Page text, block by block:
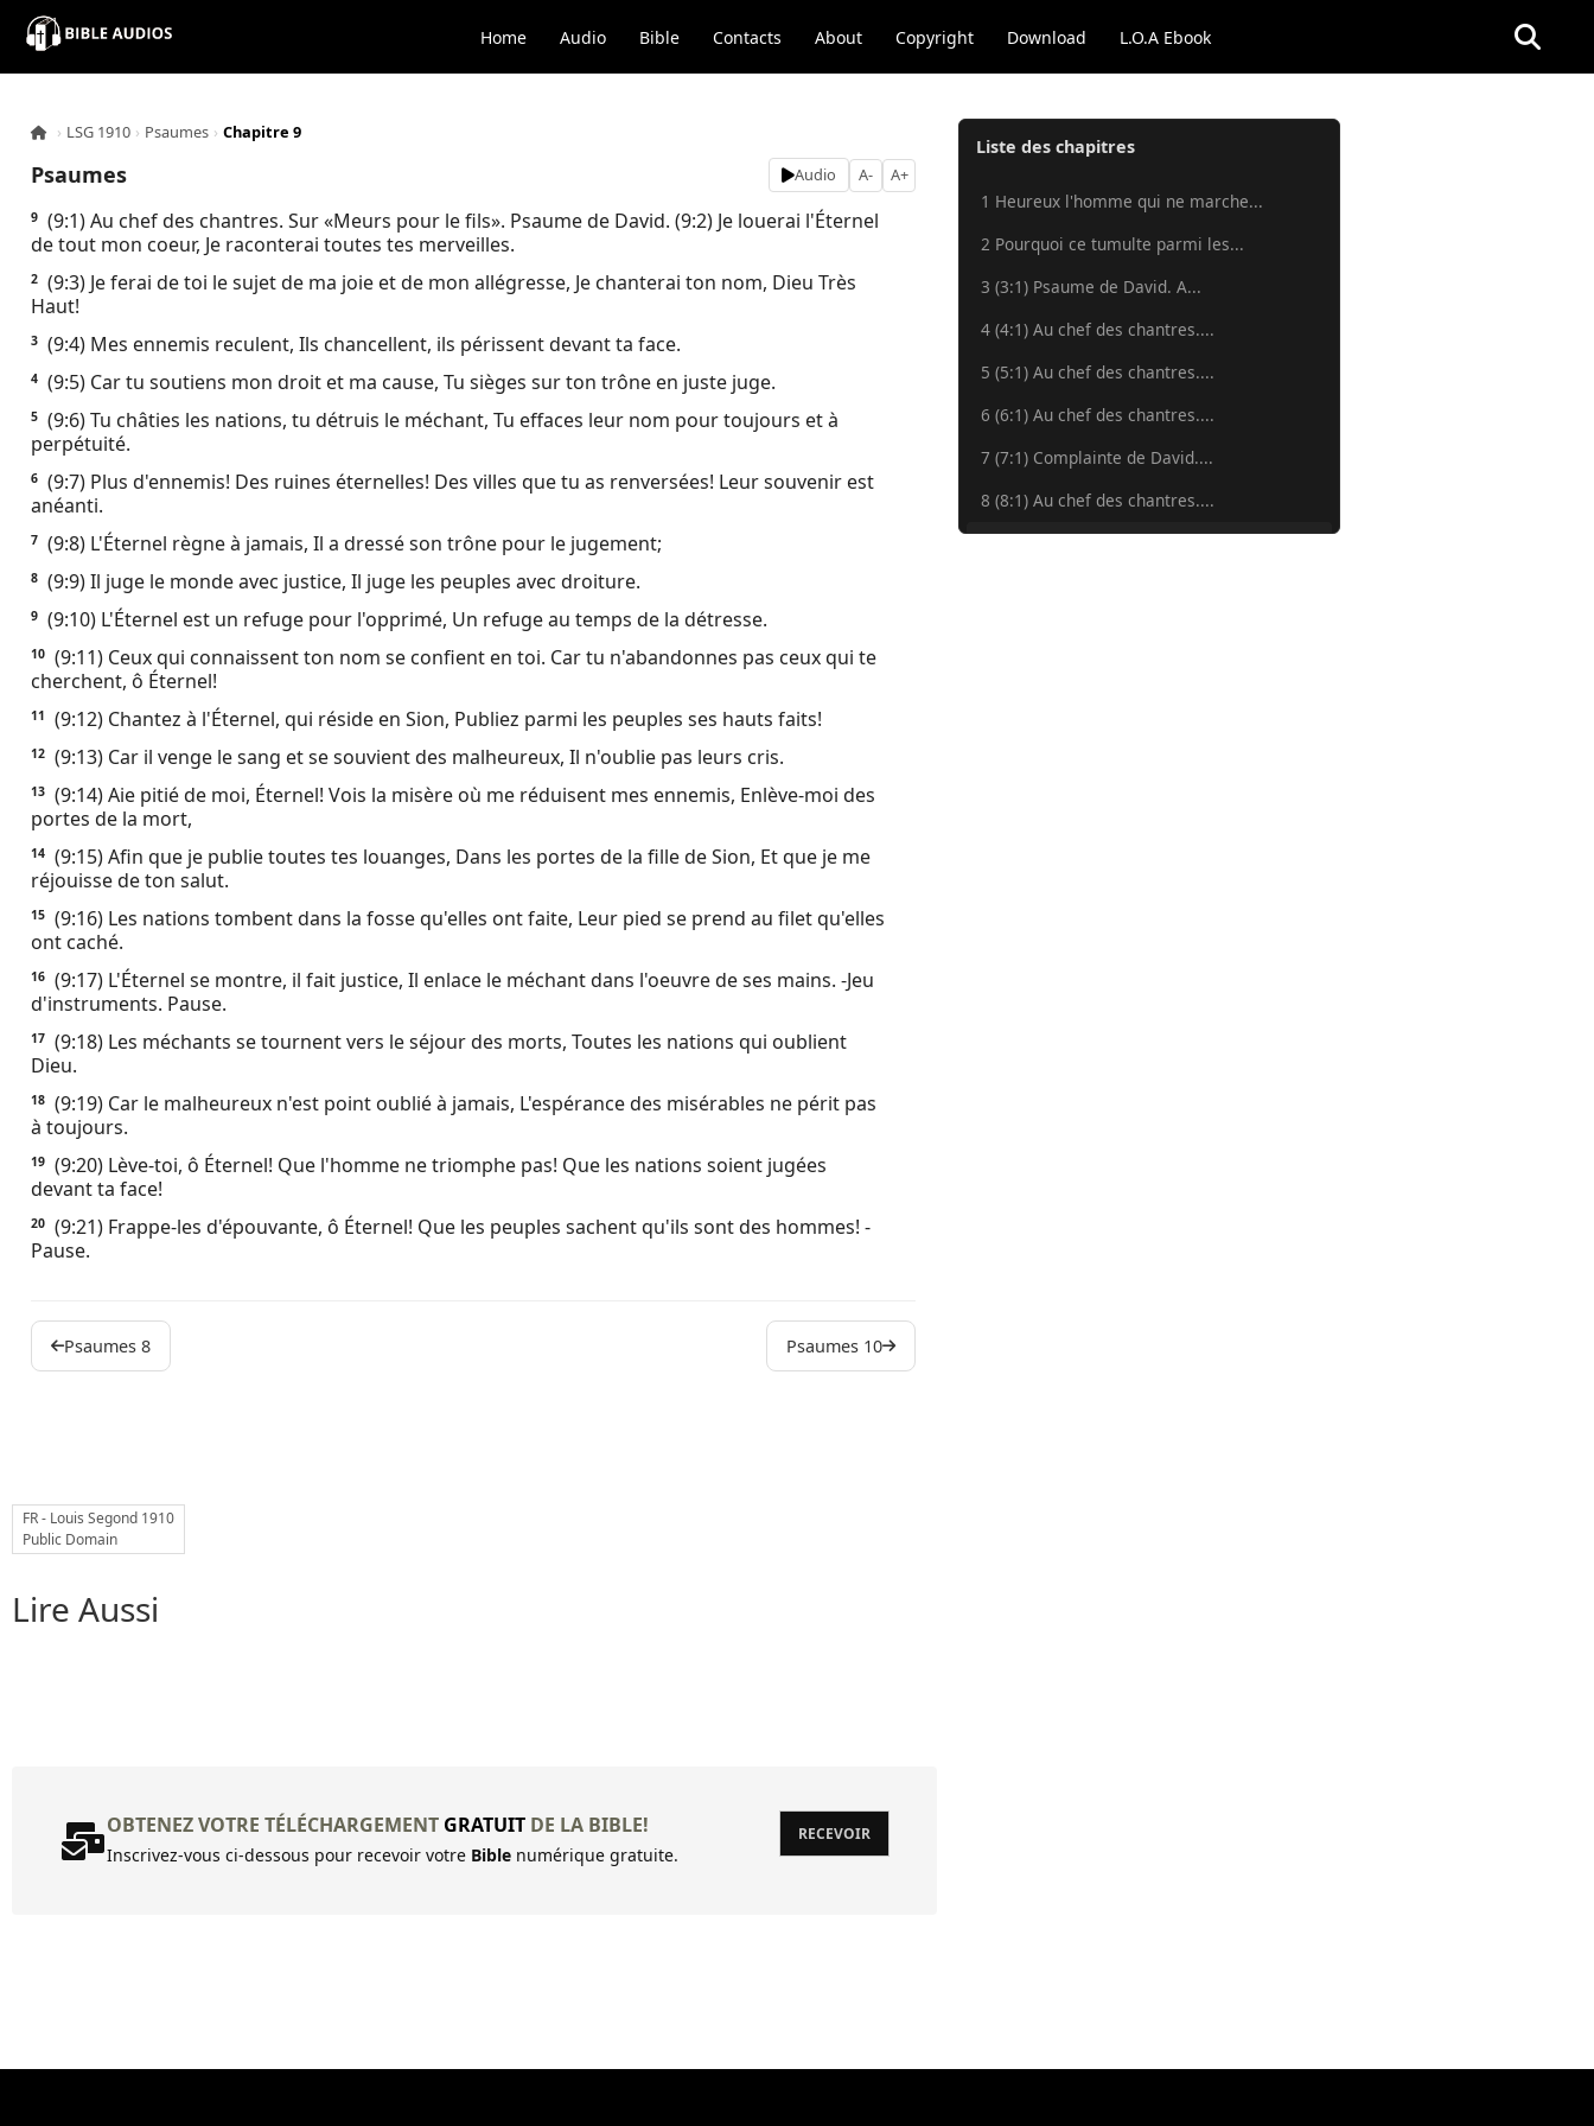
Home Audio Bible Contacts About Copyright Download L.O.A Ebook
×
Audio
Bible
Contacts
About
Download
Ebook
› LSG 1910 › Psaumes › Chapitre 9
Psaumes Audio A- A+
9 (9:1) Au chef des chantres. Sur «Meurs pour le fils». Psaume de David. (9:2) Je louerai l'Éternel
de tout mon coeur, Je raconterai toutes tes merveilles.
2 (9:3) Je ferai de toi le sujet de ma joie et de mon allégresse, Je chanterai ton nom, Dieu Très
Haut!
3 (9:4) Mes ennemis reculent, Ils chancellent, ils périssent devant ta face.
4 (9:5) Car tu soutiens mon droit et ma cause, Tu sièges sur ton trône en juste juge.
5 (9:6) Tu châties les nations, tu détruis le méchant, Tu effaces leur nom pour toujours et à
perpétuité.
6 (9:7) Plus d'ennemis! Des ruines éternelles! Des villes que tu as renversées! Leur souvenir est
anéanti.
7 (9:8) L'Éternel règne à jamais, Il a dressé son trône pour le jugement;
8 (9:9) Il juge le monde avec justice, Il juge les peuples avec droiture.
9 (9:10) L'Éternel est un refuge pour l'opprimé, Un refuge au temps de la détresse.
10 (9:11) Ceux qui connaissent ton nom se confient en toi. Car tu n'abandonnes pas ceux qui te
cherchent, ô Éternel!
11 (9:12) Chantez à l'Éternel, qui réside en Sion, Publiez parmi les peuples ses hauts faits!
12 (9:13) Car il venge le sang et se souvient des malheureux, Il n'oublie pas leurs cris.
13 (9:14) Aie pitié de moi, Éternel! Vois la misère où me réduisent mes ennemis, Enlève-moi des
portes de la mort,
14 (9:15) Afin que je publie toutes tes louanges, Dans les portes de la fille de Sion, Et que je me
réjouisse de ton salut.
15 (9:16) Les nations tombent dans la fosse qu'elles ont faite, Leur pied se prend au filet qu'elles
ont caché.
16 (9:17) L'Éternel se montre, il fait justice, Il enlace le méchant dans l'oeuvre de ses mains. -Jeu
d'instruments. Pause.
17 (9:18) Les méchants se tournent vers le séjour des morts, Toutes les nations qui oublient
Dieu.
18 (9:19) Car le malheureux n'est point oublié à jamais, L'espérance des misérables ne périt pas
à toujours.
19 (9:20) Lève-toi, ô Éternel! Que l'homme ne triomphe pas! Que les nations soient jugées
devant ta face!
20 (9:21) Frappe-les d'épouvante, ô Éternel! Que les peuples sachent qu'ils sont des hommes! -
Pause.
Psaumes 8 Psaumes 10
Liste des chapitres
1 Heureux l'homme qui ne marche...
2 Pourquoi ce tumulte parmi les...
3 (3:1) Psaume de David. A...
4 (4:1) Au chef des chantres....
5 (5:1) Au chef des chantres....
6 (6:1) Au chef des chantres....
7 (7:1) Complainte de David....
8 (8:1) Au chef des chantres....
FR - Louis Segond 1910
Public Domain
Lire Aussi
OBTENEZ VOTRE TÉLÉCHARGEMENT GRATUIT DE LA BIBLE!
Inscrivez-vous ci-dessous pour recevoir votre Bible numérique gratuite.
RECEVOIR